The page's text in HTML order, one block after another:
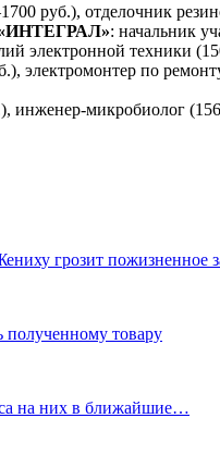
руб.), отделочник
«ИНТЕГРАЛ»: начальник
электронной техники
электромонтер по
инженер-микробиолог
грозит пожизненное
полученному товару
на них в ближайшие…